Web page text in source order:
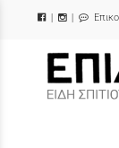
|
/